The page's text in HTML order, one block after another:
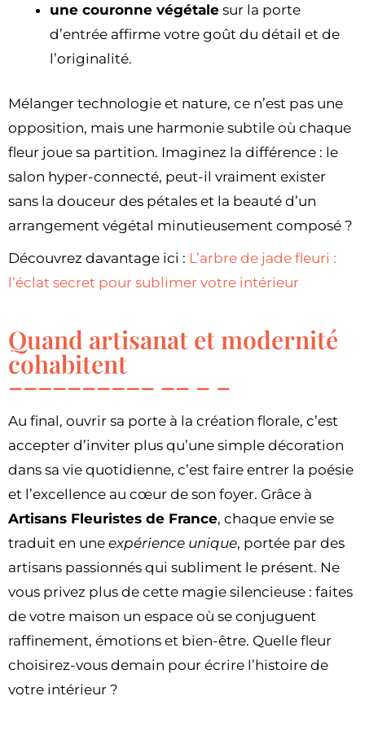
une couronne végétale sur la porte
d’entrée affirme votre goût du détail et de
l’originalité.
Mélanger technologie et nature, ce n’est pas une
opposition, mais une harmonie subtile où chaque
fleur joue sa partition. Imaginez la différence : le
salon hyper-connecté, peut-il vraiment exister
sans la douceur des pétales et la beauté d’un
arrangement végétal minutieusement composé ?
Découvrez davantage ici : L’arbre de jade fleuri :
l’éclat secret pour sublimer votre intérieur
Quand artisanat et modernité
cohabitent
Au final, ouvrir sa porte à la création florale, c’est
accepter d’inviter plus qu’une simple décoration
dans sa vie quotidienne, c’est faire entrer la poésie
et l’excellence au cœur de son foyer. Grâce à
Artisans Fleuristes de France, chaque envie se
traduit en une expérience unique, portée par des
artisans passionnés qui subliment le présent. Ne
vous privez plus de cette magie silencieuse : faites
de votre maison un espace où se conjuguent
raffinement, émotions et bien-être. Quelle fleur
choisirez-vous demain pour écrire l’histoire de
votre intérieur ?